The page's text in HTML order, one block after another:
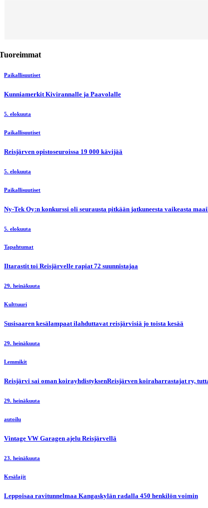
Paikallisuutiset
Kunniamerkit Kivirannalle ja Paavolalle
5. elokuuta
Paikallisuutiset
Reisjärven opistoseuroissa 19 000 kävijää
5. elokuuta
Paikallisuutiset
Ny-Tek Oy:n konkurssi oli seurausta pitkään jatkuneesta vaikeasta
5. elokuuta
Tapahtumat
Iltarastit toi Reisjärvelle rapiat 72 suunnistajaa
29. heinäkuuta
Kulttuuri
Susisaaren kesälampaat ilahduttavat reisjärvisiä jo toista kesää
29. heinäkuuta
Lemmikit
Reisjärvi sai oman koirayhdistyksenReisjärven koiraharrastajat ry,
29. heinäkuuta
autoilu
Vintage VW Garagen ajelu Reisjärvellä
23. heinäkuuta
Kesälajit
Leppoisaa ravitunnelmaa Kangaskylän radalla 450 henkilön voimin